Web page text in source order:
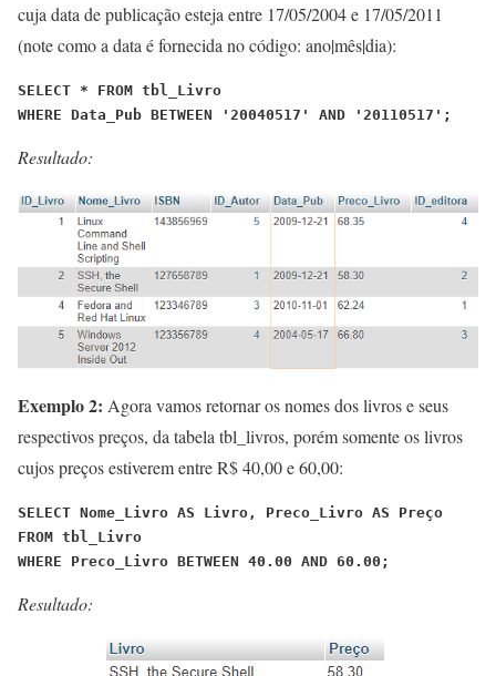
cuja data de publicação esteja entre 17/05/2004 e 17/05/2011
(note como a data é fornecida no código: ano|mês|dia):
SELECT * FROM tbl_Livro
WHERE Data_Pub BETWEEN '20040517' AND '20110517';
Resultado:
Exemplo 2: Agora vamos retornar os nomes dos livros e seus
respectivos preços, da tabela tbl_livros, porém somente os livros
cujos preços estiverem entre R$ 40,00 e 60,00:
SELECT Nome_Livro AS Livro, Preco_Livro AS Preço
FROM tbl_Livro
WHERE Preco_Livro BETWEEN 40.00 AND 60.00;
Resultado: